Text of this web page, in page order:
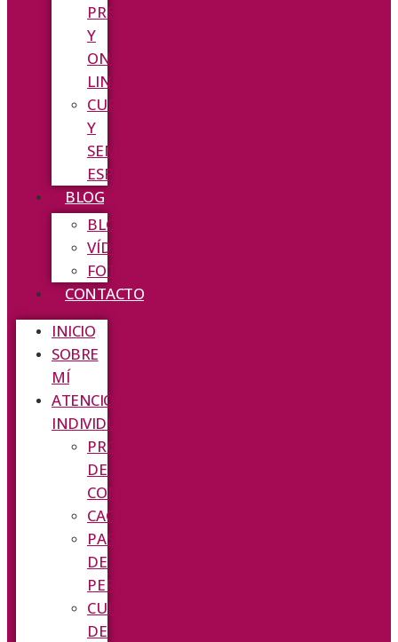
PRESENCIALES
Y
ON
LINE
CURSOS
Y
SEMINARIOS
ESPECIALIZADOS
BLOG
BLOG
VÍDEOS
FOTOS
CONTACTO
INICIO
SOBRE
MÍ
ATENCIÓN
INDIVIDUAL
PROBLEMAS
DE
CONVIVENCIA
CACHORROS
PASEADOR
DE
PERROS
CUIDAMOS
DE